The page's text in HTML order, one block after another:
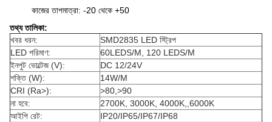
কাজের তাপমাত্রা: -20 থেকে +50
তথ্য তালিকা:
খবর ধরন:
SMD2835 LED স্ট্রিপ
LED পরিমাণ:
60LEDS/M, 120 LEDS/M
ইনপুট ভোল্টেজ (V):
DC 12/24V
শক্তি (W):
14W/M
CRI (Ra>):
>80,>90
না হবে:
2700K, 3000K, 4000K,,6000K
আইপি রেট:
IP20/IP65/IP67/IP68